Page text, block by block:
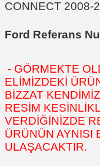
CONNECT 2008-
Ford Referans
- GÖRMEKTE
ELİMİZDEKİ
BİZZAT
RESİM
VERDİĞİNİZDE
ÜRÜNÜN AYNISI
ULAŞACAKTIR.